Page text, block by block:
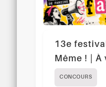
13e
Même ! |
CONCOURS